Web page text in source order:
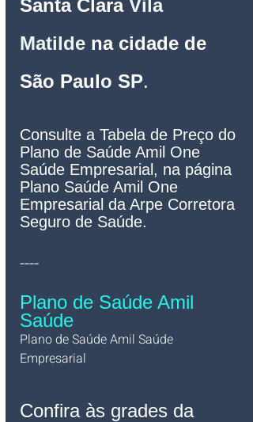
Santa Clara Vila
Matilde na cidade de
São Paulo SP.
Consulte a Tabela de Preço do
Plano de Saúde Amil One
Saúde Empresarial, na página
Plano Saúde Amil One
Empresarial da Arpe Corretora
Seguro de Saúde.
----
Plano de Saúde Amil
Saúde
Plano de Saúde Amil Saúde
Empresarial
Confira às grades da